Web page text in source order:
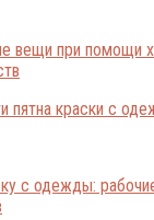
вещи при помощи
с одежды: